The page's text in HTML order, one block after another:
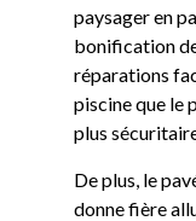
paysager en
bonification
réparations
piscine que le
plus
De plus, le
donne fière